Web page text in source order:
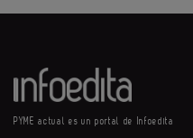
PYME actual es un portal de Infoedita